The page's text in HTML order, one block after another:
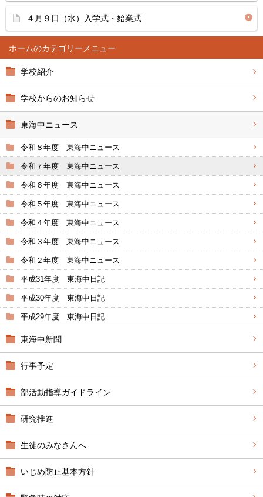
ホーム
学校紹介
学校からのお知らせ
東海中ニュース
令和８年度 東海中ニュース
令和７年度 東海中ニュース
令和６年度 東海中ニュース
令和５年度 東海中ニュース
令和４年度 東海中ニュース
令和３年度 東海中ニュース
令和２年度 東海中ニュース
平成31年度 東海中日記
平成30年度 東海中日記
平成29年度 東海中日記
東海中新聞
行事予定
部活動指導ガイドライン
研究推進
生徒のみなさんへ
いじめ防止基本方針
４月９日（水）入学式・始業式